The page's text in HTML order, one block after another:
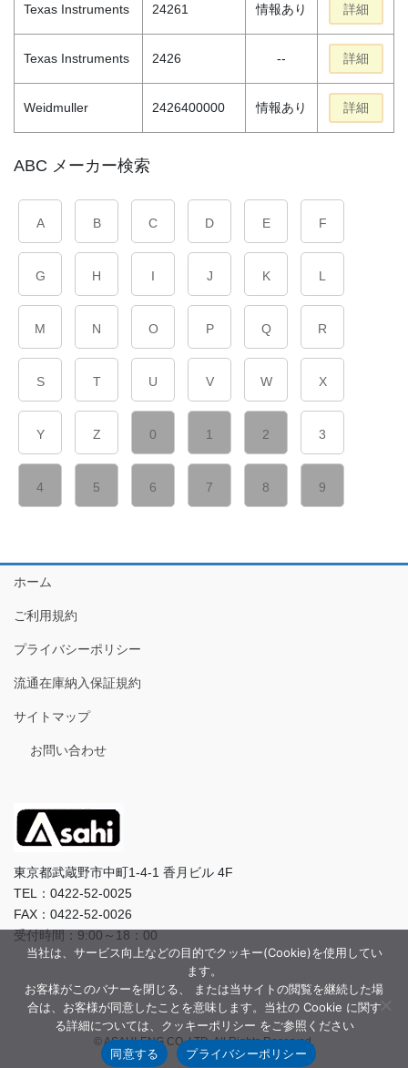
Texas Instruments 24261 情報あり 詳細
Texas Instruments 2426 -- 詳細
Weidmuller 2426400000 情報あり 詳細
ABC メーカー検索
A B C D E F
G H I J K L
M N O P Q R
S T U V W X
Y Z 0 1 2 3
4 5 6 7 8 9
ホーム
ご利用規約
プライバシーポリシー
流通在庫納入保証規約
サイトマップ
お問い合わせ
東京都武蔵野市中町1-4-1 香月ビル 4F
TEL：0422-52-0025
FAX：0422-52-0026
受付時間：9:00～18：00
© ASAHI-ENG CO.,LTD. All Rights Reserved.
当社は、サービス向上などの目的でクッキー(Cookie)を使用してい
ます。
お客様がこのバナーを閉じる、 または当サイトの閲覧を継続した場
合は、お客様が同意したことを意味します。当社の Cookie に関す
る詳細については、クッキーポリシー をご参照ください
同意する
プライバシーポリシー